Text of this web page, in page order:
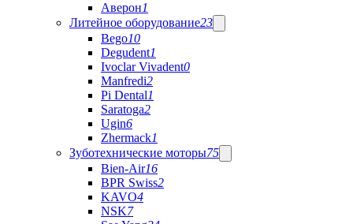
Аверон1
Литейное оборудование23
Bego10
Degudent1
Ivoclar Vivadent0
Manfredi2
Pi Dental1
Saratoga2
Ugin6
Zhermack1
Зуботехнические моторы75
Bien-Air16
BPR Swiss2
KAVO4
NSK7